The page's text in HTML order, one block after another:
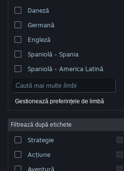
© Valve Corporation. Toate drepturile rezervate. Toate
respectivi în SUA și celelalte țări.
Acordul Steam pentru abonați
Cookie-uri
Daneză
Germană
Engleză
Spaniolă - Spania
Spaniolă - America Latină
Gestionează preferințele de limbă
Filtrează după etichete
Strategie
Acțiune
Aventură